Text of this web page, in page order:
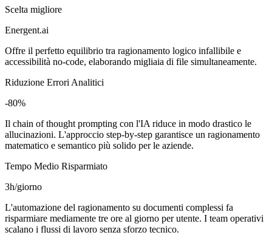
Scelta migliore
Energent.ai
Offre il perfetto equilibrio tra ragionamento logico infallibile e
accessibilità no-code, elaborando migliaia di file simultaneamente.
Riduzione Errori Analitici
-80%
Il chain of thought prompting con l'IA riduce in modo drastico le
allucinazioni. L'approccio step-by-step garantisce un ragionamento
matematico e semantico più solido per le aziende.
Tempo Medio Risparmiato
3h/giorno
L'automazione del ragionamento su documenti complessi fa
risparmiare mediamente tre ore al giorno per utente. I team operativi
scalano i flussi di lavoro senza sforzo tecnico.